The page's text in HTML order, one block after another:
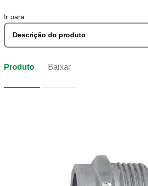
Ir para
Descrição do produto
Produto Baixar